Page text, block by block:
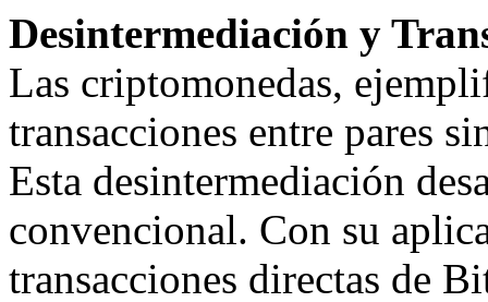
Desintermediación y
Las criptomonedas,
transacciones entre pares
Esta desintermediación
convencional. Con su
transacciones directas de